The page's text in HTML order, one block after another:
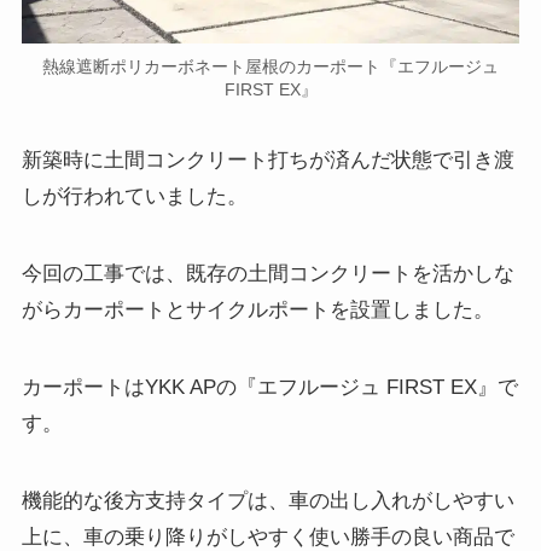
熱線遮断ポリカーボネート屋根のカーポート『エフルージュ
FIRST EX』
新築時に土間コンクリート打ちが済んだ状態で引き渡
しが行われていました。
今回の工事では、既存の土間コンクリートを活かしな
がらカーポートとサイクルポートを設置しました。
カーポートはYKK APの『エフルージュ FIRST EX』で
す。
機能的な後方支持タイプは、車の出し入れがしやすい
上に、車の乗り降りがしやすく使い勝手の良い商品で